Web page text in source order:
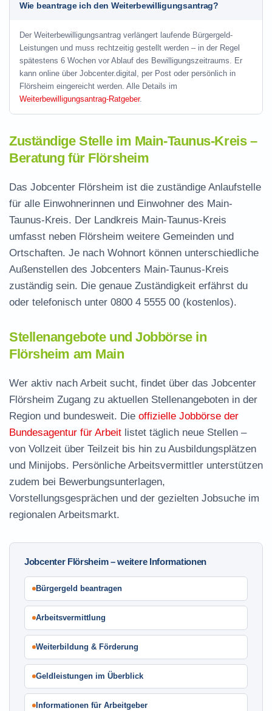
Wie beantrage ich den Weiterbewilligungsantrag?
Der Weiterbewilligungsantrag verlängert laufende Bürgergeld-
Leistungen und muss rechtzeitig gestellt werden – in der Regel
spätestens 6 Wochen vor Ablauf des Bewilligungszeitraums. Er
kann online über Jobcenter.digital, per Post oder persönlich in
Flörsheim eingereicht werden. Alle Details im
Weiterbewilligungsantrag-Ratgeber.
Zuständige Stelle im Main-Taunus-Kreis –
Beratung für Flörsheim
Das Jobcenter Flörsheim ist die zuständige Anlaufstelle
für alle Einwohnerinnen und Einwohner des Main-
Taunus-Kreis. Der Landkreis Main-Taunus-Kreis
umfasst neben Flörsheim weitere Gemeinden und
Ortschaften. Je nach Wohnort können unterschiedliche
Außenstellen des Jobcenters Main-Taunus-Kreis
zuständig sein. Die genaue Zuständigkeit erfährst du
oder telefonisch unter 0800 4 5555 00 (kostenlos).
Stellenangebote und Jobbörse in
Flörsheim am Main
Wer aktiv nach Arbeit sucht, findet über das Jobcenter
Flörsheim Zugang zu aktuellen Stellenangeboten in der
Region und bundesweit. Die offizielle Jobbörse der
Bundesagentur für Arbeit listet täglich neue Stellen –
von Vollzeit über Teilzeit bis hin zu Ausbildungsplätzen
und Minijobs. Persönliche Arbeitsvermittler unterstützen
zudem bei Bewerbungsunterlagen,
Vorstellungsgesprächen und der gezielten Jobsuche im
regionalen Arbeitsmarkt.
Jobcenter Flörsheim – weitere Informationen
Bürgergeld beantragen
Arbeitsvermittlung
Weiterbildung & Förderung
Geldleistungen im Überblick
Informationen für Arbeitgeber